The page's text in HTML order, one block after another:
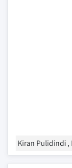
Kiran Pulidindi ,